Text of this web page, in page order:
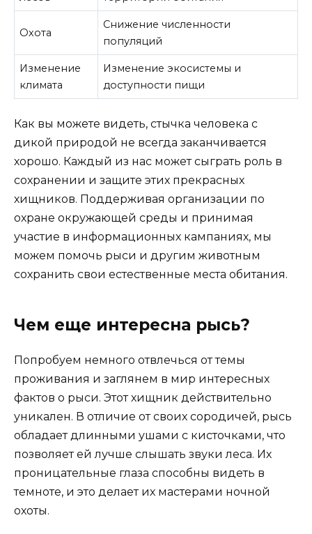
Охота
Снижение численности
популяций
Изменение
климата
Изменение экосистемы и
доступности пищи
Как вы можете видеть, стычка человека с
дикой природой не всегда заканчивается
хорошо. Каждый из нас может сыграть роль в
сохранении и защите этих прекрасных
хищников. Поддерживая организации по
охране окружающей среды и принимая
участие в информационных кампаниях, мы
можем помочь рыси и другим животным
сохранить свои естественные места обитания.
Чем еще интересна рысь?
Попробуем немного отвлечься от темы
проживания и заглянем в мир интересных
фактов о рыси. Этот хищник действительно
уникален. В отличие от своих сородичей, рысь
обладает длинными ушами с кисточками, что
позволяет ей лучше слышать звуки леса. Их
проницательные глаза способны видеть в
темноте, и это делает их мастерами ночной
охоты.